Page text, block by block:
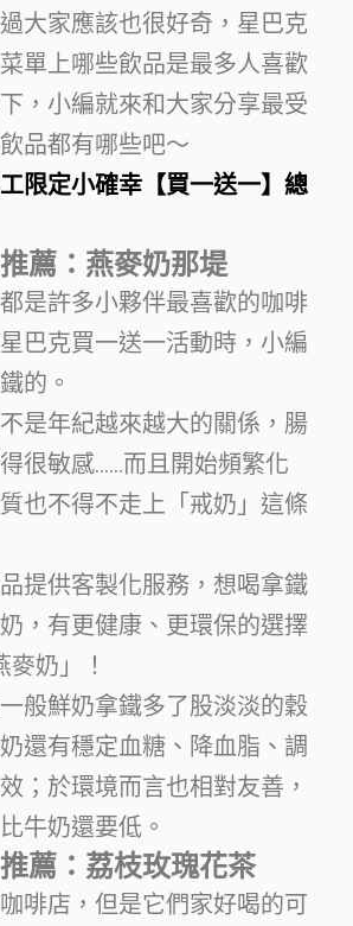
大家應該也很好奇，星巴克
單上哪些飲品是最多人喜歡
，小編就來和大家分享最受
品都有哪些吧～
限定小確幸【買一送一】總
薦：燕麥奶那堤
是許多小夥伴最喜歡的咖啡
巴克買一送一活動時，小編
的。
是年紀越來越大的關係，腸
很敏感……而且開始頻繁化
也不得不走上「戒奶」這條
提供客製化服務，想喝拿鐵
，有更健康、更環保的選擇
奶」！
般鮮奶拿鐵多了股淡淡的穀
還有穩定血糖、降血脂、調
；於環境而言也相對友善，
牛奶還要低。
薦：荔枝玫瑰花茶
啡店，但是它們家好喝的可